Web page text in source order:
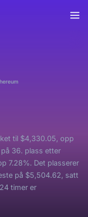
til $4,330.05, opp
36. plass etter
7.28%. Det plasserer
på $5,504.62, satt
timer er